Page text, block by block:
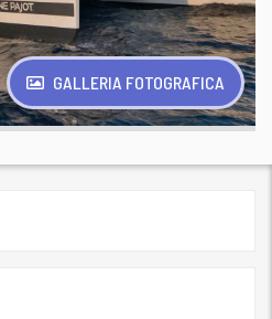
GALLERIA FOTOGRAFICA